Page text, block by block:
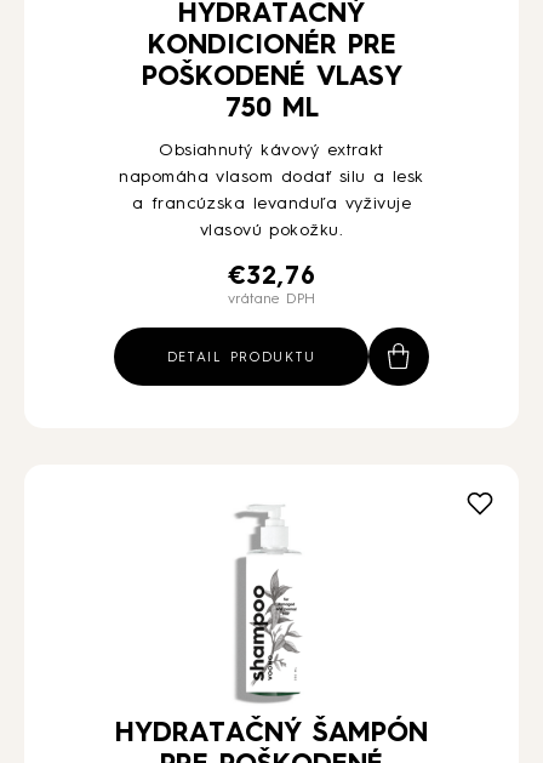
HYDRATAČNÝ
KONDICIONÉR PRE
POŠKODENÉ VLASY
750 ML
Obsiahnutý kávový extrakt
napomáha vlasom dodať silu a lesk
a francúzska levanduľa vyživuje
vlasovú pokožku.
€32,76
vrátane DPH
DETAIL PRODUKTU
HYDRATAČNÝ ŠAMPÓN